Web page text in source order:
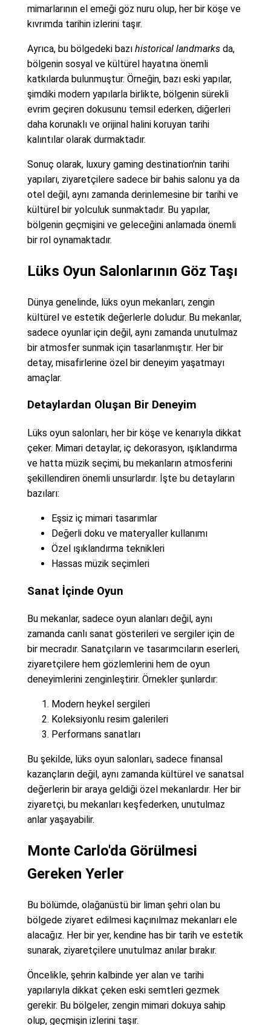
mimarlarının el emeği göz nuru olup, her bir köşe ve
kıvrımda tarihin izlerini taşır.
Ayrıca, bu bölgedeki bazı historical landmarksda,
bölgenin sosyal ve kültürel hayatına önemli
katkılarda bulunmuştur. Örneğin, bazı eski yapılar,
şimdiki modern yapılarla birlikte, bölgenin sürekli
evrim geçiren dokusunu temsil ederken, diğerleri
daha korunaklı ve orijinal halini koruyan tarihi
kalıntılar olarak durmaktadır.
Sonuç olarak, luxury gaming destination'nin tarihi
yapıları, ziyaretçilere sadece bir bahis salonu ya da
otel değil, aynı zamanda derinlemesine bir tarihi ve
kültürel bir yolculuk sunmaktadır. Bu yapılar,
bölgenin geçmişini ve geleceğini anlamada önemli
bir rol oynamaktadır.
Lüks Oyun Salonlarının Göz Taşı
Dünya genelinde, lüks oyun mekanları, zengin
kültürel ve estetik değerlerle doludur. Bu mekanlar,
sadece oyunlar için değil, aynı zamanda unutulmaz
bir atmosfer sunmak için tasarlanmıştır. Her bir
detay, misafirlerine özel bir deneyim yaşatmayı
amaçlar.
Detaylardan Oluşan Bir Deneyim
Lüks oyun salonları, her bir köşe ve kenarıyla dikkat
çeker. Mimari detaylar, iç dekorasyon, ışıklandırma
ve hatta müzik seçimi, bu mekanların atmosferini
şekillendiren önemli unsurlardır. İşte bu detayların
bazıları:
Eşsiz iç mimari tasarımlar
Değerli doku ve materyaller kullanımı
Özel ışıklandırma teknikleri
Hassas müzik seçimleri
Sanat İçinde Oyun
Bu mekanlar, sadece oyun alanları değil, aynı
zamanda canlı sanat gösterileri ve sergiler için de
bir mecradır. Sanatçıların ve tasarımcıların eserleri,
ziyaretçilere hem gözlemlerini hem de oyun
deneyimlerini zenginleştirir. Örnekler şunlardır:
Modern heykel sergileri
Koleksiyonlu resim galerileri
Performans sanatları
Bu şekilde, lüks oyun salonları, sadece finansal
kazançların değil, aynı zamanda kültürel ve sanatsal
değerlerin bir araya geldiği özel mekanlardır. Her bir
ziyaretçi, bu mekanları keşfederken, unutulmaz
anlar yaşayabilir.
Monte Carlo'da Görülmesi
Gereken Yerler
Bu bölümde, olağanüstü bir liman şehri olan bu
bölgede ziyaret edilmesi kaçınılmaz mekanları ele
alacağız. Her bir yer, kendine has bir tarih ve estetik
sunarak, ziyaretçilere unutulmaz anılar bırakır.
Öncelikle, şehrin kalbinde yer alan ve tarihi
yapılarıyla dikkat çeken eski semtleri gezmek
gerekir. Bu bölgeler, zengin mimari dokuya sahip
olup, geçmişin izlerini taşır.